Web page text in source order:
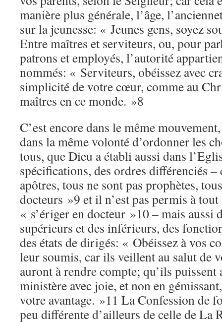
manière plus générale, l’âge,
sur la jeunesse: « Jeunes gens, soyez
Entre maîtres et serviteurs, ou, pour
patrons et employés, l’autorité
nommés: « Serviteurs, obéissez avec
simplicité de votre cœur, comme au
maîtres en ce monde. »8
C’est encore dans le même
dans la même volonté d’ordonner les
tous, que Dieu a établi aussi dans
spécifications, des ordres différenciés –
apôtres, tous ne sont pas prophètes,
docteurs »9 et il n’est pas permis à
« s’ériger en docteur »10 – mais aussi
supérieurs et des inférieurs, des
des états de dirigés: « Obéissez à vos
leur soumis, car ils veillent au salut de
auront à rendre compte; qu’ils
ministère avec joie, et non en
votre avantage. »11 La Confession de
peu différente d’ailleurs de celle de La